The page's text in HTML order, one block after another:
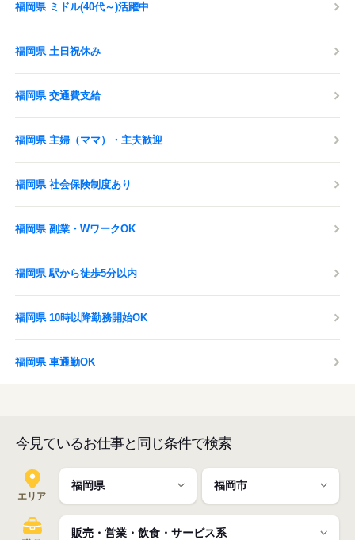
福岡県 ミドル(40代～)活躍中
福岡県 土日祝休み
福岡県 交通費支給
福岡県 主婦（ママ）・主夫歓迎
福岡県 社会保険制度あり
福岡県 副業・WワークOK
福岡県 駅から徒歩5分以内
福岡県 10時以降勤務開始OK
福岡県 車通勤OK
今見ているお仕事と同じ条件で検索
エリア